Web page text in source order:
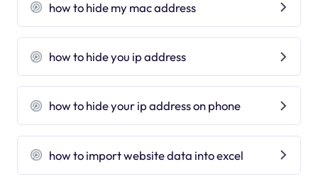
how to hide my mac address
how to hide you ip address
how to hide your ip address on phone
how to import website data into excel